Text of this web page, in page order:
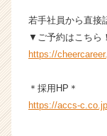
若手社員から直接
▼ご予約はこちら！
https://
＊採用HP＊
https://accs-